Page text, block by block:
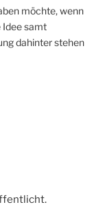
möchte, wenn
Idee samt
dahinter stehen